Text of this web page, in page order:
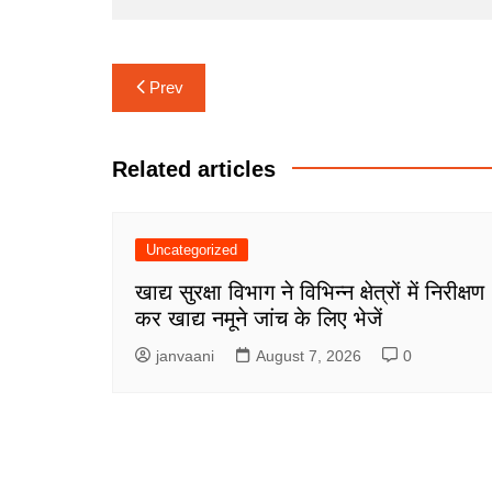
Post
navigation
Prev
Related articles
Uncategorized
खाद्य सुरक्षा विभाग ने विभिन्न क्षेत्रों में निरीक्षण
कर खाद्य नमूने जांच के लिए भेजें
janvaani August 7, 2026 0